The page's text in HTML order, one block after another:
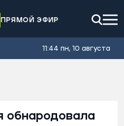
ПРЯМОЙ ЭФИР
11:44 пн, 10 августа
обнародовала